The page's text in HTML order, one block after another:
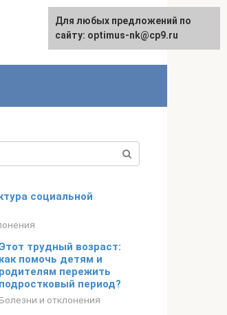
Русский
социальной
трудный возраст:
как помочь детям и
родителям пережить
подростковый период?
Болезни и отклонения
Для любых предложений по
сайту: [email protected]
Для любых предложений по
сайту: optimus-nk@cp9.ru